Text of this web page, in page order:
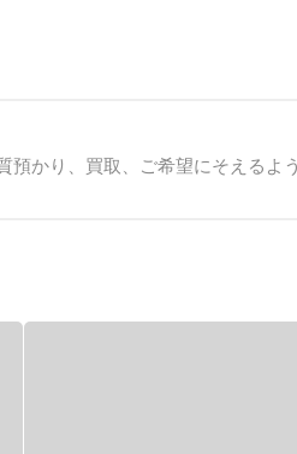
預かり、買取、ご希望にそえるよ